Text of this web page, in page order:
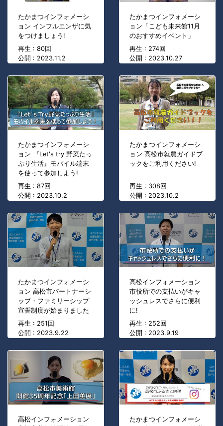
たかまつインフォメーシ
ョン インフルエンザに気
をつけましょう!
再生 : 80回
公開 : 2023.11.2
たかまつインフォメーシ
ョン「こども未来館11月
のおすすめイベント」
再生 : 274回
公開 : 2023.10.27
たかまつインフォメーシ
ョン 『Let's try 野菜たっ
ぷり生活』モバイル端末
を使って参加しよう!
再生 : 87回
公開 : 2023.10.2
たかまつインフォメーシ
ョン 高松市就農ガイドブ
ックをご利用ください!
再生 : 308回
公開 : 2023.10.2
たかまつインフォメーシ
ョン 高松市パートナーシ
ップ・ファミリーシップ
宣誓制度が始まりました
再生 : 251回
公開 : 2023.9.22
高松インフォメーション
市役所での支払いがキャ
ッシュレスでさらに便利
に!
再生 : 252回
公開 : 2023.9.19
高松インフォメーション
たかまつインフォメーシ